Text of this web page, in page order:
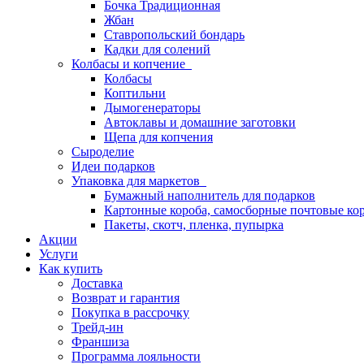
Бочка Традиционная
Жбан
Ставропольский бондарь
Кадки для солений
Колбасы и копчение
Колбасы
Коптильни
Дымогенераторы
Автоклавы и домашние заготовки
Щепа для копчения
Сыроделие
Идеи подарков
Упаковка для маркетов
Бумажный наполнитель для подарков
Картонные короба, самосборные почтовые
Пакеты, скотч, пленка, пупырка
Акции
Услуги
Как купить
Доставка
Возврат и гарантия
Покупка в рассрочку
Трейд-ин
Франшиза
Программа лояльности